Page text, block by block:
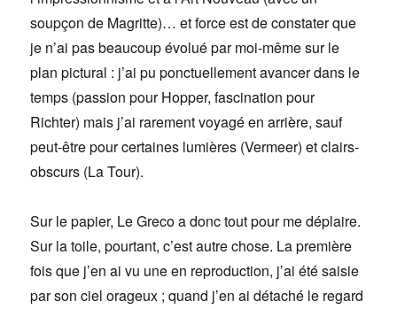
soupçon de Magritte)… et force est de constater que
je n’ai pas beaucoup évolué par moi-même sur le
plan pictural : j’ai pu ponctuellement avancer dans le
temps (passion pour Hopper, fascination pour
Richter) mais j’ai rarement voyagé en arrière, sauf
peut-être pour certaines lumières (Vermeer) et clairs-
obscurs (La Tour).
Sur le papier, Le Greco a donc tout pour me déplaire.
Sur la toile, pourtant, c’est autre chose. La première
fois que j’en ai vu une en reproduction, j’ai été saisie
par son ciel orageux ; quand j’en ai détaché le regard